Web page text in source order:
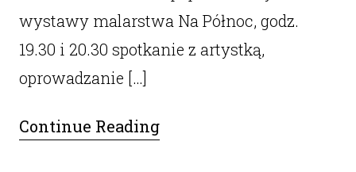
wystawy malarstwa Na Północ, godz.
19.30 i 20.30 spotkanie z artystką,
oprowadzanie […]
Continue Reading